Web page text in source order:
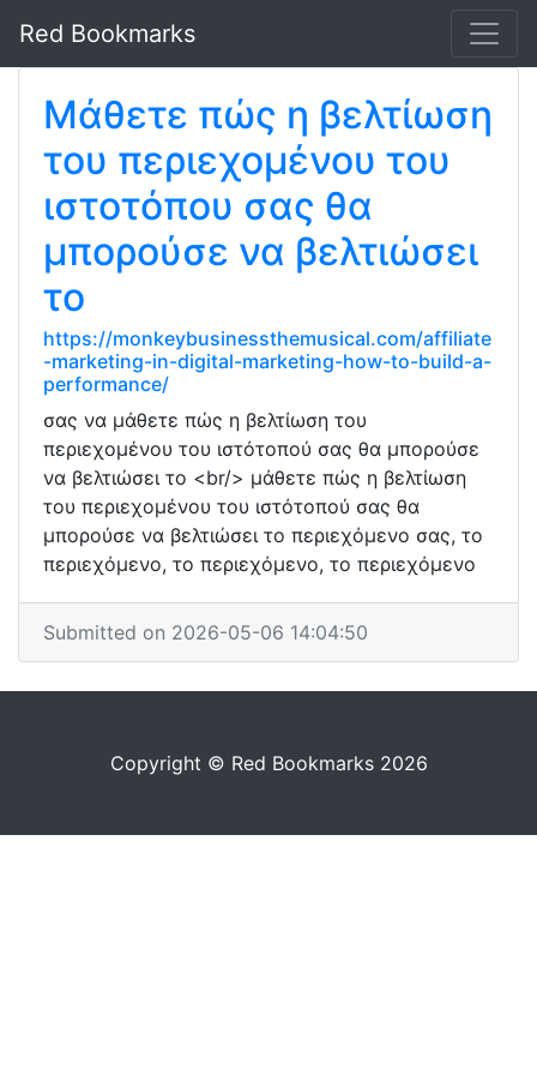
Red Bookmarks
Μάθετε πώς η βελτίωση
του περιεχομένου του
ιστοτόπου σας θα
μπορούσε να βελτιώσει
το
https://monkeybusinessthemusical.com/affiliate
-marketing-in-digital-marketing-how-to-build-a-
performance/
σας να μάθετε πώς η βελτίωση του
περιεχομένου του ιστότοπού σας θα μπορούσε
να βελτιώσει το <br/> μάθετε πώς η βελτίωση
του περιεχομένου του ιστότοπού σας θα
μπορούσε να βελτιώσει το περιεχόμενο σας, το
περιεχόμενο, το περιεχόμενο, το περιεχόμενο
Submitted on 2026-05-06 14:04:50
Copyright © Red Bookmarks 2026